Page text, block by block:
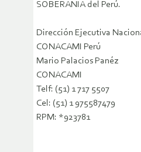
SOBERANIA del Perú.
Dirección Ejecutiva
CONACAMI Perú
Mario Palacios Panéz
CONACAMI
Telf: (51) 1 717 5507
Cel: (51) 1 975587479
RPM: *923781